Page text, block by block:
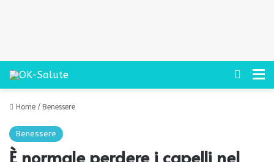
Cerca
Home / Benessere
Benessere
È normale perdere i capelli nel